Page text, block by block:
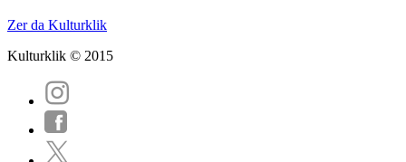
Zer da Kulturklik
Kulturklik © 2015